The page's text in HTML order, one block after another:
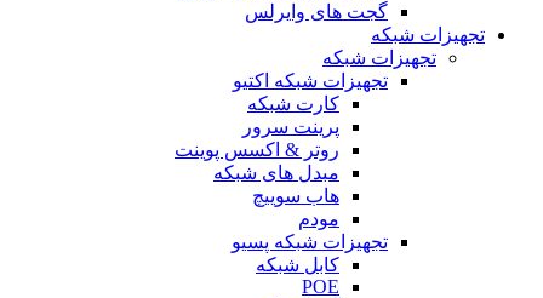
گجت های وایرلس
تجهیزات شبکه
تجهیزات شبکه
تجهیزات شبکه اکتیو
کارت شبکه
پرینت سرور
روتر & اکسس پوینت
مبدل های شبکه
هاب سوییچ
مودم
تجهیزات شبکه پسیو
کابل شبکه
POE